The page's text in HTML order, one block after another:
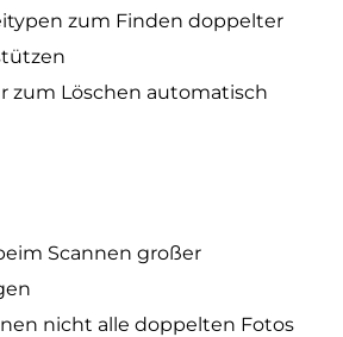
zum Finden doppelter
zum Löschen automatisch
Scannen großer
nicht alle doppelten Fotos